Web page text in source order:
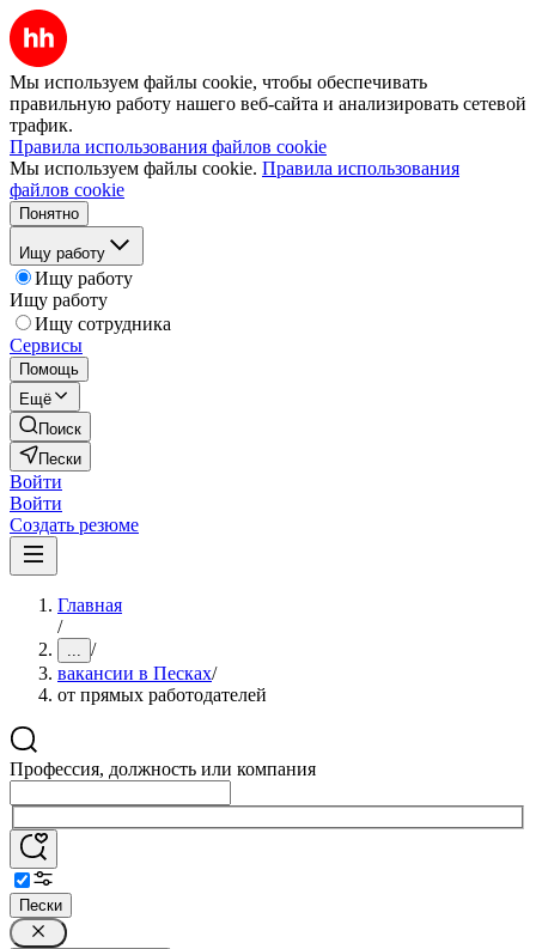
Мы используем файлы cookie, чтобы обеспечивать
правильную работу нашего веб-сайта и анализировать сетевой
трафик.
Правила использования файлов cookie
Мы используем файлы cookie. Правила использования
файлов cookie
Понятно
Ищу работу
Ищу работу
Ищу работу
Ищу сотрудника
Сервисы
Помощь
Ещё
Поиск
Пески
Войти
Войти
Создать резюме
Главная
/
... /
вакансии в Песках/
от прямых работодателей
Профессия, должность или компания
Пески